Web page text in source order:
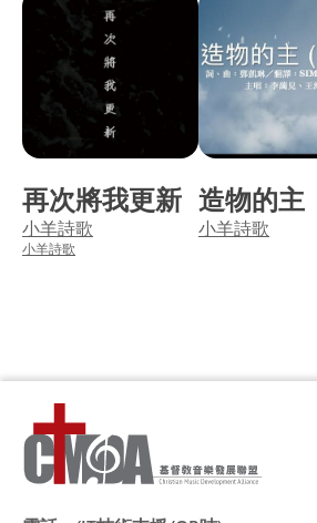
再次將我更新
小羊詩歌
小羊詩歌
造物的主
小羊詩歌